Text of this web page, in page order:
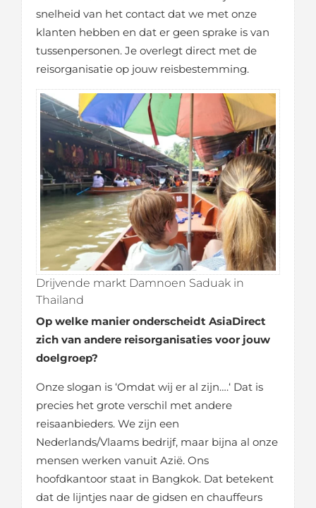
snelheid van het contact dat we met onze
klanten hebben en dat er geen sprake is van
tussenpersonen. Je overlegt direct met de
reisorganisatie op jouw reisbestemming.
Drijvende markt Damnoen Saduak in
Thailand
Op welke manier onderscheidt AsiaDirect
zich van andere reisorganisaties voor jouw
doelgroep?
Onze slogan is ‘Omdat wij er al zijn….‘ Dat is
precies het grote verschil met andere
reisaanbieders. We zijn een
Nederlands/Vlaams bedrijf, maar bijna al onze
mensen werken vanuit Azië. Ons
hoofdkantoor staat in Bangkok. Dat betekent
dat de lijntjes naar de gidsen en chauffeurs